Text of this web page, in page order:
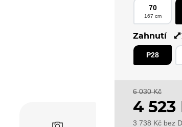
70
167 cm
Zahnutí
P28
6 030 Kč
4 523
3 738 Kč bez